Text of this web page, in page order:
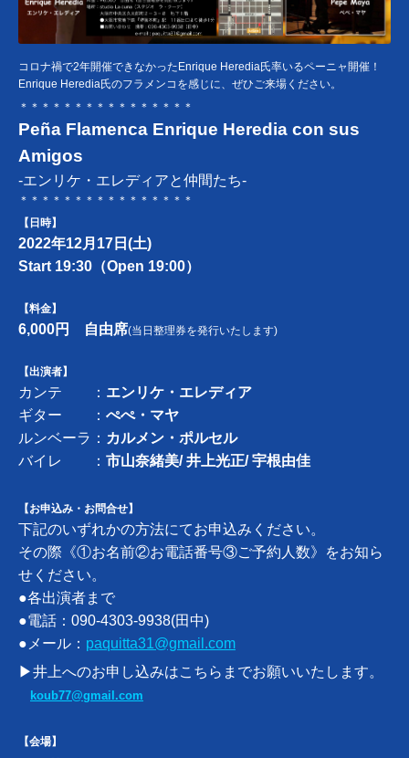
コロナ禍で2年開催できなかったEnrique Heredia氏率いるペーニャ開催！
Enrique Heredia氏のフラメンコを感じに、ぜひご来場ください。
＊＊＊＊＊＊＊＊＊＊＊＊＊＊＊＊
Peña Flamenca Enrique Heredia con sus
Amigos
-エンリケ・エレディアと仲間たち-
＊＊＊＊＊＊＊＊＊＊＊＊＊＊＊＊
【日時】
2022年12月17日(土)
Start 19:30（Open 19:00）
【料金】
6,000円 自由席(当日整理券を発行いたします)
【出演者】
カンテ ： エンリケ・エレディア
ギター ： ぺぺ・マヤ
ルンベーラ： カルメン・ポルセル
バイレ ： 市山奈緒美/井上光正/宇根由佳
【お申込み・お問合せ】
下記のいずれかの方法にてお申込みください。
その際《①お名前②お電話番号③ご予約人数》
をお知ら
せください。
●各出演者まで
●電話：090-4303-9938(田中)
●メール： paquitta31@gmail.com
▶井上へのお申し込みはこちらまでお願いいたします。
koub77@gmail.com
【会場】